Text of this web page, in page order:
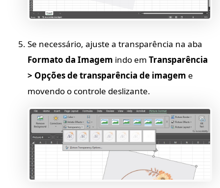
Se necessário, ajuste a transparência na aba
Formato da Imagem indo em Transparência
> Opções de transparência de imagem e
movendo o controle deslizante.